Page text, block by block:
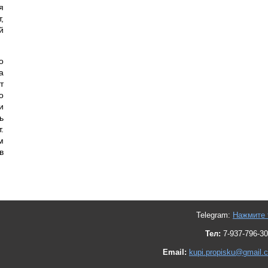
Telegram: Нажмите
Тел: 7-937-796-
Email: